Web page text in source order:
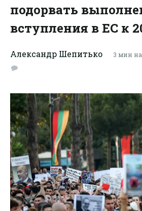
подорвать
вступления в ЕС к
Александр Шепитько 3 мин